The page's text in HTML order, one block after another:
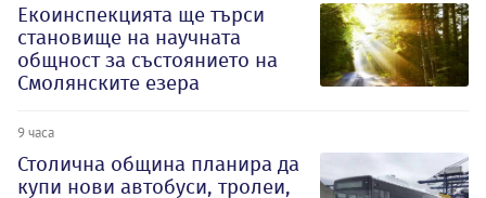
Екоинспекцията ще търси
становище на научната
общност за състоянието на
Смолянските езера
9 часа
Столична община планира да
купи нови автобуси, тролеи,